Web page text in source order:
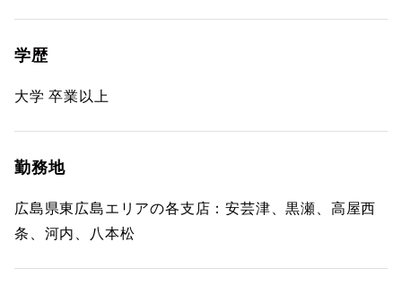
学歴
大学 卒業以上
勤務地
広島県東広島エリアの各支店：安芸津、黒瀬、高屋西
条、河内、八本松